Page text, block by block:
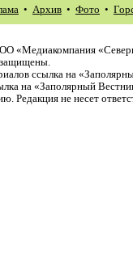
• Архив • Фото •
«Медиакомпания
ссылка на
на «Заполярный
Редакция не несет